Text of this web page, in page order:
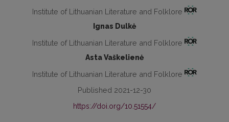
Institute of Lithuanian Literature and Folklore
Ignas Dulkė
Institute of Lithuanian Literature and Folklore
Asta Vaškelienė
Institute of Lithuanian Literature and Folklore
Published 2021-12-30
https://doi.org/10.51554/